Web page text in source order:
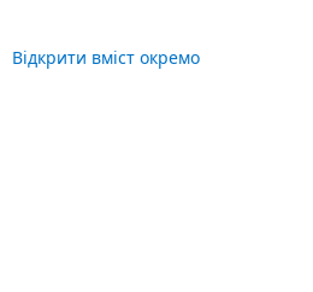
Відкрити вміст окремо